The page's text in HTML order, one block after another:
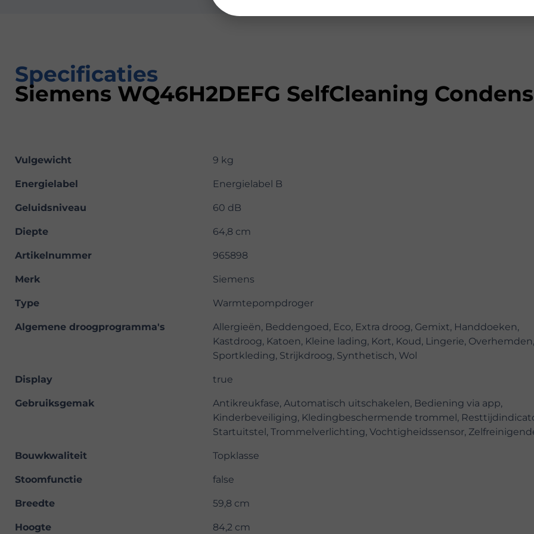
Specificaties
Siemens WQ46H2DEFG SelfCleaning
Vulgewicht 9 kg
Energielabel Energielabel B
Geluidsniveau 60 dB
Diepte 64,8 cm
Artikelnummer 965898
Merk Siemens
Type Warmtepompdroger
Algemene droogprogramma's
Allergieën, Beddengoed, Eco, Extra droog, Gemixt, Handdoeken,
Kastdroog, Katoen, Kleine lading, Kort, Koud, Lingerie, Overhemden,
Sportkleding, Strijkdroog, Synthetisch, Wol
Display true
Gebruiksgemak
Antikreukfase, Automatisch uitschakelen, Bediening via app,
Kinderbeveiliging, Kledingbeschermende trommel,
Startuitstel, Trommelverlichting, Vochtigheidssensor,
Bouwkwaliteit Topklasse
Stoomfunctie false
Breedte 59,8 cm
Hoogte 84,2 cm